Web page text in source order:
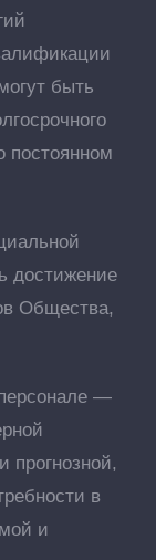
быть
постоянном
достижение
Общества,
—
прогнозной,
в
и